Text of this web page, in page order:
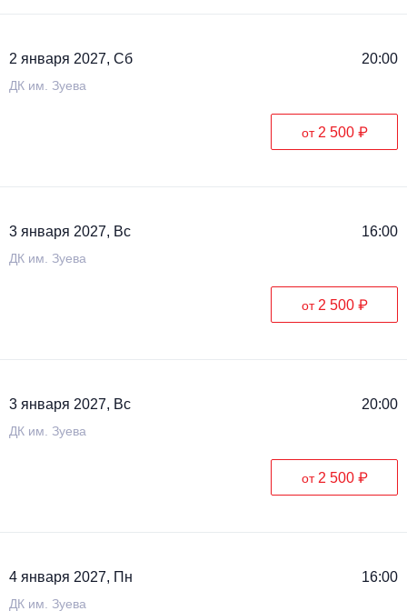
2 января 2027, Сб 20:00
ДК им. Зуева
от 2 500 ₽
3 января 2027, Вс 16:00
ДК им. Зуева
от 2 500 ₽
3 января 2027, Вс 20:00
ДК им. Зуева
от 2 500 ₽
4 января 2027, Пн 16:00
ДК им. Зуева